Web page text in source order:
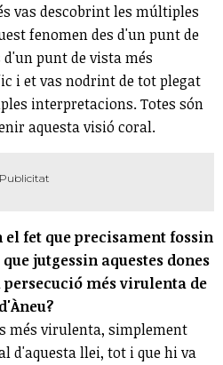
vas descobrint les múltiples
fenomen des d'un punt de
punt de vista més
i et vas nodrint de tot plegat
interpretacions. Totes són
aquesta visió coral.
fet que precisament fossin
jutgessin aquestes dones
més virulenta de
més virulenta, simplement
d'aquesta llei, tot i que hi va